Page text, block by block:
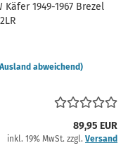
1949-1967 Brezel
abweichend)
89,95 EUR
inkl. 19% MwSt. zzgl. Versand